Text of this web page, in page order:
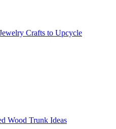
Crafts to Upcycle
Wood Trunk Ideas